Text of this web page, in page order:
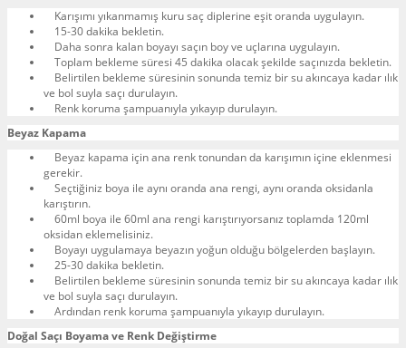
Karışımı yıkanmamış kuru saç diplerine eşit oranda uygulayın.
15-30 dakika bekletin.
Daha sonra kalan boyayı saçın boy ve uçlarına uygulayın.
Toplam bekleme süresi 45 dakika olacak şekilde saçınızda bekletin.
Belirtilen bekleme süresinin sonunda temiz bir su akıncaya kadar ılık
ve bol suyla saçı durulayın.
Renk koruma şampuanıyla yıkayıp durulayın.
Beyaz Kapama
Beyaz kapama için ana renk tonundan da karışımın içine eklenmesi
gerekir.
Seçtiğiniz boya ile aynı oranda ana rengi, aynı oranda oksidanla
karıştırın.
60ml boya ile 60ml ana rengi karıştırıyorsanız toplamda 120ml
oksidan eklemelisiniz.
Boyayı uygulamaya beyazın yoğun olduğu bölgelerden başlayın.
25-30 dakika bekletin.
Belirtilen bekleme süresinin sonunda temiz bir su akıncaya kadar ılık
ve bol suyla saçı durulayın.
Ardından renk koruma şampuanıyla yıkayıp durulayın.
Doğal Saçı Boyama ve Renk Değiştirme